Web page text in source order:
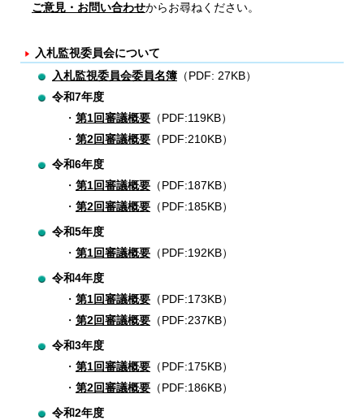
ご意見・お問い合わせからお尋ねください。
入札監視委員会について
入札監視委員会委員名簿 （PDF: 27KB）
令和7年度
第1回審議概要 （PDF:119KB）
第2回審議概要 （PDF:210KB）
令和6年度
第1回審議概要 （PDF:187KB）
第2回審議概要 （PDF:185KB）
令和5年度
第1回審議概要 （PDF:192KB）
令和4年度
第1回審議概要 （PDF:173KB）
第2回審議概要 （PDF:237KB）
令和3年度
第1回審議概要 （PDF:175KB）
第2回審議概要 （PDF:186KB）
令和2年度